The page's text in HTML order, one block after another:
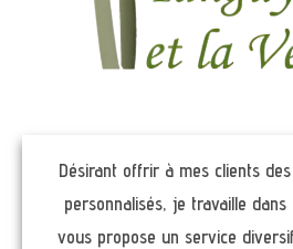
Désirant offrir à mes clients
personnalisés, je travaille
vous propose un service